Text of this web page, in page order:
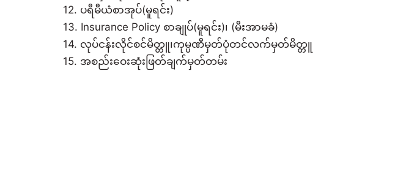
12. ပရီမီယံစာအုပ်(မူရင်း)
13. Insurance Policy စာချုပ်(မူရင်း)၊ (မီးအာမခံ)
14. လုပ်ငန်းလိုင်စင်မိတ္တူ၊ကုမ္ပဏီမှတ်ပုံတင်လက်မှတ်မိတ္တူ
15. အစည်းဝေးဆုံးဖြတ်ချက်မှတ်တမ်း